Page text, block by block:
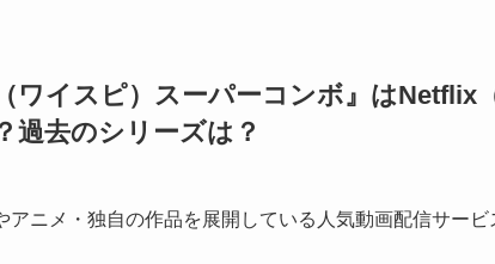
ワイスピ）スーパーコンボ』はNetflix
過去のシリーズは？
ニメ・独自の作品を展開している人気動画配信サービ